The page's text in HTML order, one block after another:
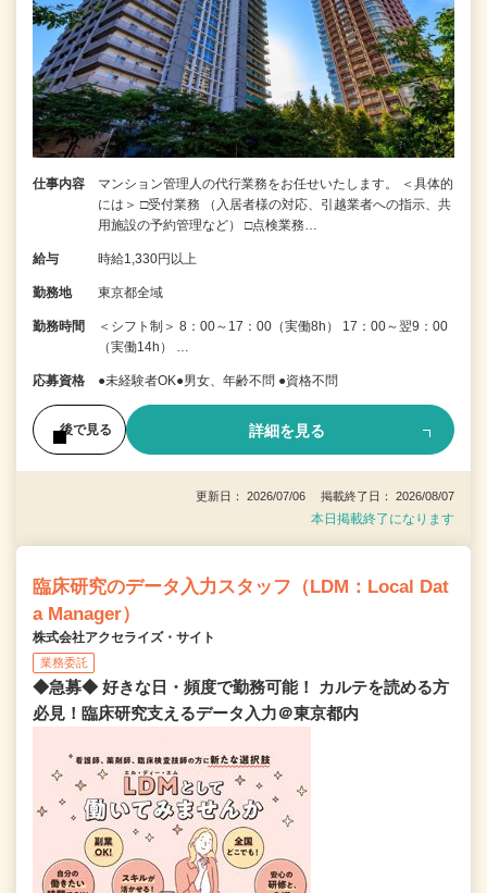
仕事内容
マンション管理人の代行業務をお任せいたします。 ＜具体的
には＞ □受付業務 （入居者様の対応、引越業者への指示、共
用施設の予約管理など） □点検業務…
給与 時給1,330円以上
勤務地 東京都全域
勤務時間
＜シフト制＞ 8：00～17：00（実働8h） 17：00～翌9：00
（実働14h） …
応募資格 ●未経験者OK●男女、年齢不問 ●資格不問
後で見る 詳細を見る
更新日： 2026/07/06 掲載終了日： 2026/08/07
本日掲載終了になります
臨床研究のデータ入力スタッフ（LDM：Local Dat
a Manager）
株式会社アクセライズ・サイト
業務委託
◆急募◆ 好きな日・頻度で勤務可能！ カルテを読める方
必見！臨床研究支えるデータ入力＠東京都内